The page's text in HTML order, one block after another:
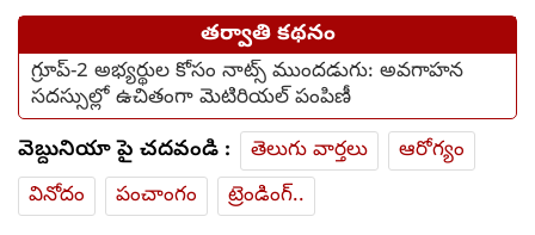
తర్వాతి కథనం
గ్రూప్-2 అభ్యర్థుల కోసం నాట్స్ ముందడుగు: అవగాహన
సదస్సుల్లో ఉచితంగా మెటిరియల్ పంపిణీ
వెబ్దునియా పై చదవండి : తెలుగు వార్తలు
ఆరోగ్యం
వినోదం
పంచాంగం ట్రెండింగ్..